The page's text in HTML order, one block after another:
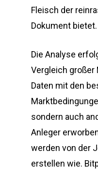
Fleisch der
Dokument bietet.
Die Analyse
Vergleich
Daten mit den
sondern auch
Anleger
werden von der
erstellen wie.